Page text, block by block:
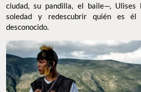
ciudad, su pandilla, el baile—,
soledad y redescubrir quién es
desconocido.